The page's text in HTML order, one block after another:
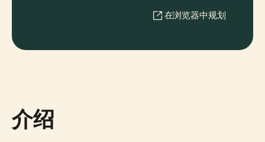
在浏览器中规划
介绍